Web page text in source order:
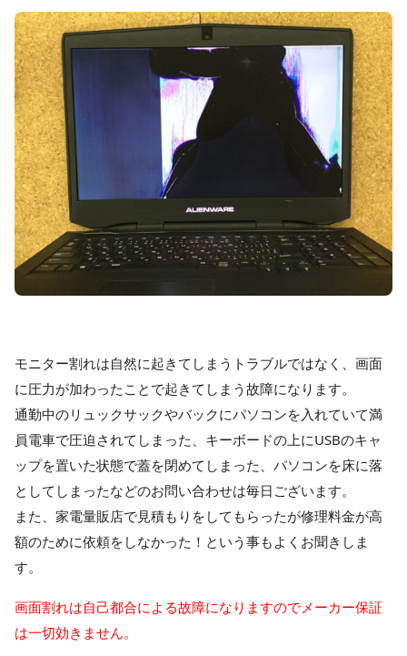
モニター割れは自然に起きてしまうトラブルではなく、画面
に圧力が加わったことで起きてしまう故障になります。
通勤中のリュックサックやバックにパソコンを入れていて満
員電車で圧迫されてしまった、キーボードの上にUSBのキャ
ップを置いた状態で蓋を閉めてしまった、パソコンを床に落
としてしまったなどのお問い合わせは毎日ございます。
また、家電量販店で見積もりをしてもらったが修理料金が高
額のために依頼をしなかった！という事もよくお聞きしま
す。
画面割れは自己都合による故障になりますのでメーカー保証
は一切効きません。